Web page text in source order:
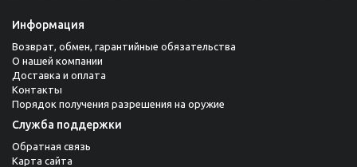
Информация
Возврат, обмен, гарантийные обязательства
О нашей компании
Доставка и оплата
Контакты
Порядок получения разрешения на оружие
Служба поддержки
Обратная связь
Карта сайта